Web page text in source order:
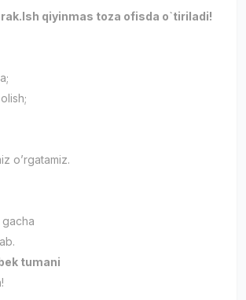
qiyinmas toza ofisda o`tiriladi!
o’rgatamiz.
gacha
tumani